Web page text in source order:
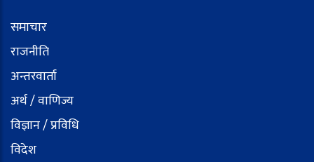
समाचार
राजनीति
अन्तरवार्ता
अर्थ / वाणिज्य
विज्ञान / प्रविधि
विदेश